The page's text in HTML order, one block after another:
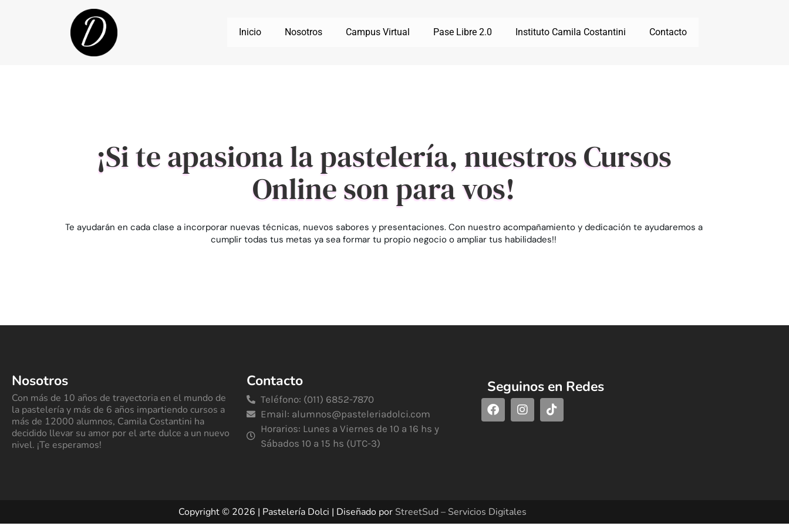
Inicio Nosotros Campus Virtual Pase Libre 2.0 Instituto Camila Costantini Contacto
¡Si te apasiona la pastelería, nuestros Cursos
Online son para vos!
Te ayudarán en cada clase a incorporar nuevas técnicas, nuevos sabores y presentaciones. Con nuestro acompañamiento y dedicación te ayudaremos a
cumplir todas tus metas ya sea formar tu propio negocio o ampliar tus habilidades!!
Nosotros
Con más de 10 años de trayectoria en el mundo de
la pastelería y más de 6 años impartiendo cursos a
más de 12000 alumnos, Camila Costantini ha
decidido llevar su amor por el arte dulce a un nuevo
nivel. ¡Te esperamos!
Contacto
Teléfono: (011) 6852-7870
Email: alumnos@pasteleriadolci.com
Horarios: Lunes a Viernes de 10 a 16 hs y
Sábados 10 a 15 hs (UTC-3)
Seguinos en Redes
Copyright © 2026 | Pastelería Dolci | Diseñado por StreetSud – Servicios Digitales